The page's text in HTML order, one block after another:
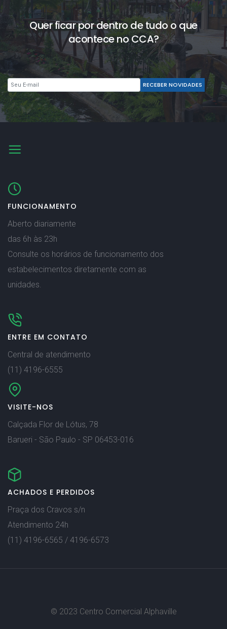
Quer ficar por dentro de tudo o que
acontece no CCA?
FUNCIONAMENTO
Aberto diariamente
das 6h às 23h
Consulte os horários de funcionamento dos
estabelecimentos diretamente com as
unidades.
ENTRE EM CONTATO
Central de atendimento
(11) 4196-6555
VISITE-NOS
Calçada Flor de Lótus, 78
Barueri - São Paulo - SP 06453-016
ACHADOS E PERDIDOS
Praça dos Cravos s/n
Atendimento 24h
(11) 4196-6565 / 4196-6573
© 2023 Centro Comercial Alphaville